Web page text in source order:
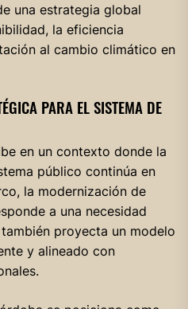
una estrategia global
la eficiencia
al cambio climático en
PARA EL SISTEMA DE
en un contexto donde la
público continúa en
la modernización de
a una necesidad
proyecta un modelo
y alineado con